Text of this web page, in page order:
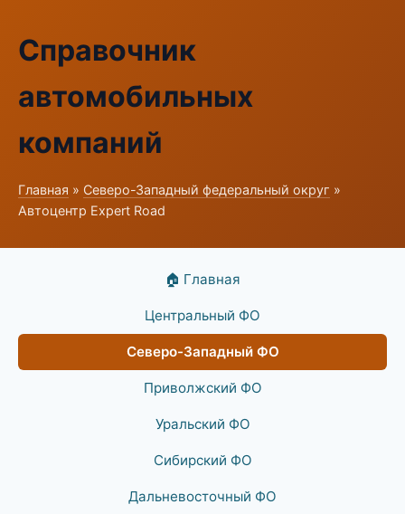
Справочник
автомобильных
компаний
Главная » Северо-Западный федеральный округ »
Автоцентр Expert Road
🏠 Главная
Центральный ФО
Северо-Западный ФО
Приволжский ФО
Уральский ФО
Сибирский ФО
Дальневосточный ФО